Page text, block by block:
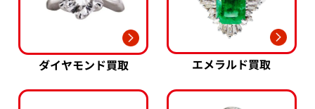
ダイヤモンド買取 エメラルド買取